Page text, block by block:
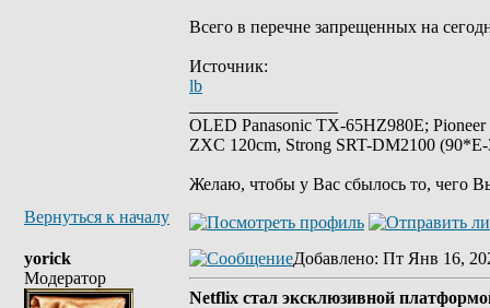
Всего в перечне запрещенных на
Источник:
lb
OLED Panasonic TX-65HZ980E;
ZXC 120cm, Strong SRT-DM2100
Желаю, чтобы у Вас сбылось то, чего
Вернуться к началу
yorick
Модератор
Добавлено: Пт Янв 16,
Netflix стал эксклюзивной